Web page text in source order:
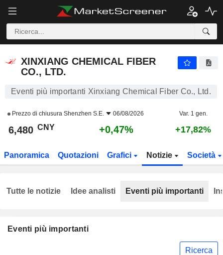
XINXIANG CHEMICAL FIBER
CO., LTD.
Eventi più importanti Xinxiang Chemical Fiber Co., Ltd.
Prezzo di chiusura Shenzhen S.E. 06/08/2026 Var. 1 gen.
6,480 CNY +0,47% +17,82%
Panoramica Quotazioni Grafici Notizie Società
Eventi più importanti
Ricerca
Tutte le notizie Idee analisti Eventi più importanti